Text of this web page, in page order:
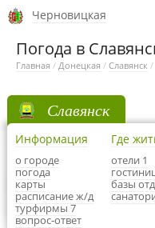
Черновицкая
Погода в
Главная / Донецкая / Славянск /
Славянск
Информация
о городе
погода
карты
расписание ж/д
турфирмы 7
вопрос-ответ
Где
отели 1
базы